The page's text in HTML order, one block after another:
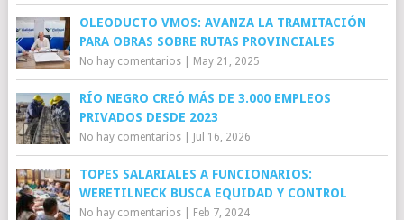
OLEODUCTO VMOS: AVANZA LA TRAMITACIÓN
PARA OBRAS SOBRE RUTAS PROVINCIALES
No hay comentarios| May 21, 2025
RÍO NEGRO CREÓ MÁS DE 3.000 EMPLEOS
PRIVADOS DESDE 2023
No hay comentarios| Jul 16, 2026
TOPES SALARIALES A FUNCIONARIOS:
WERETILNECK BUSCA EQUIDAD Y CONTROL
No hay comentarios| Feb 7, 2024